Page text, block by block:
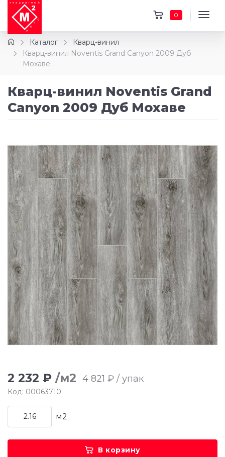
0
Каталог
Кварц-винил
Кварц-винил Noventis Grand Canyon 2009 Дуб
Мохаве
Кварц-винил Noventis Grand
Canyon 2009 Дуб Мохаве
2 232 ₽ /м2 4 821 ₽ / упак
Код: 00063710
м2
В корзину